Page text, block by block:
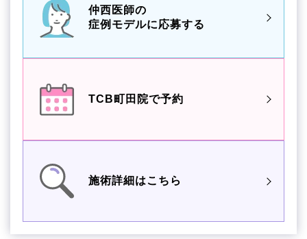
仲西医師の
症例モデルに応募する
TCB町田院で予約
施術詳細はこちら